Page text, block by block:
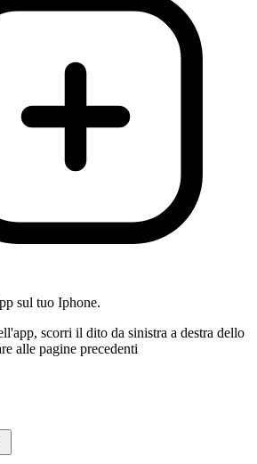
sul tuo Iphone.
scorri il dito da sinistra a destra dello
alle pagine precedenti